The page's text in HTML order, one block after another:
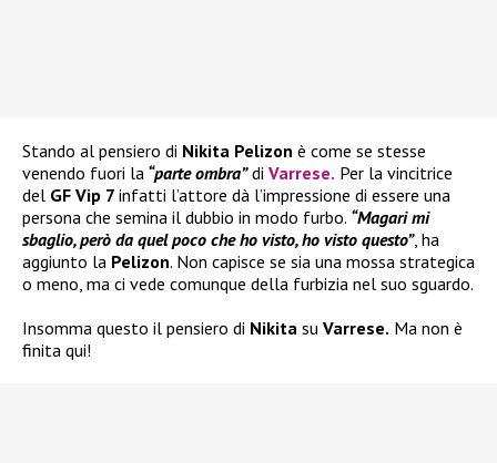
Stando al pensiero di Nikita Pelizon è come se stesse
venendo fuori la “parte ombra”di Varrese. Per la vincitrice
del GF Vip 7 infatti l’attore dà l’impressione di essere una
persona che semina il dubbio in modo furbo. “Magari mi
sbaglio, però da quel poco che ho visto, ho visto questo”, ha
aggiunto la Pelizon. Non capisce se sia una mossa strategica
o meno, ma ci vede comunque della furbizia nel suo sguardo.
Insomma questo il pensiero di Nikita su Varrese. Ma non è
finita qui!